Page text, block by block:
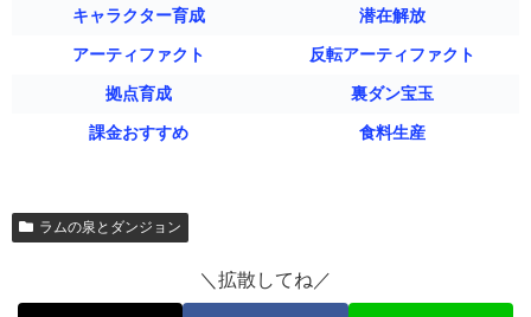
キャラクター育成 潜在解放
アーティファクト 反転アーティファクト
拠点育成 裏ダン宝玉
課金おすすめ 食料生産
ラムの泉とダンジョン
＼拡散してね／